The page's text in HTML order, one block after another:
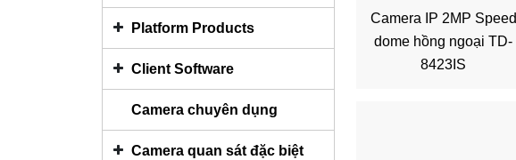
Platform Products
Client Software
Camera chuyên dụng
Camera quan sát đặc biệt
Camera IP 2MP Speed
dome hồng ngoại TD-
8423IS